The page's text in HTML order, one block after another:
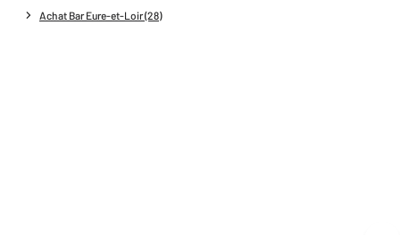
Achat Bar Eure-et-Loir (28)